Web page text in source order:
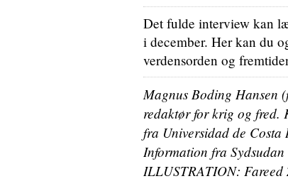
Det fulde interview kan
i december. Her kan du
verdensorden og
Magnus Boding Hansen
redaktør for krig og fred.
fra Universidad de
Information fra
ILLUSTRATION: Fareed